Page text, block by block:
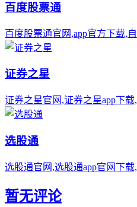
百度股票通
百度股票通官网,app官方下载,
证券之星
证券之星官网,证券之星app下
选股通
选股通官网,选股通app官网下
暂无评论